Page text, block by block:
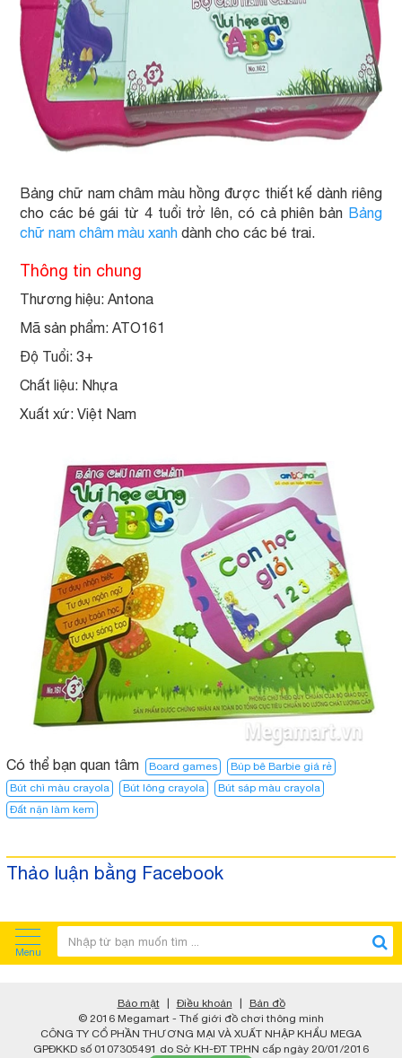
Bảng chữ nam châm màu hồng được thiết kế dành riêng
cho các bé gái từ 4 tuổi trở lên, có cả phiên bản Bảng
chữ nam châm màu xanh dành cho các bé trai.
Thông tin chung
Thương hiệu: Antona
Mã sản phẩm: ATO161
Độ Tuổi: 3+
Chất liệu: Nhựa
Xuất xứ: Việt Nam
Có thể bạn quan tâm Board games
Búp bê Barbie giá rẻ
Bút chì màu crayola
Bút lông crayola
Bút sáp màu crayola
Đất nặn làm kem
Thảo luận bằng Facebook
Menu
Bảo mật Điều khoản
Bản đồ
© 2016 Megamart - Thế giới đồ chơi thông minh
CÔNG TY CỔ PHẦN THƯƠNG MẠI VÀ XUẤT NHẬP KHẨU MEGA
GPĐKKD số 0107305491 do Sở KH-ĐT TP.HN cấp ngày 20/01/2016